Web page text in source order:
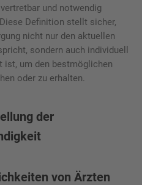
und notwendig
Definition stellt sicher,
nicht nur den aktuellen
sondern auch individuell
ist, um den bestmöglichen
oder zu erhalten.
der
von Ärzten